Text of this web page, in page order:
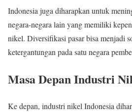
Indonesia juga diharapkan untuk
negara-negara lain yang memiliki
nikel. Diversifikasi pasar bisa menjadi
ketergantungan pada satu negara
Masa Depan Industri
Ke depan, industri nikel Indonesia